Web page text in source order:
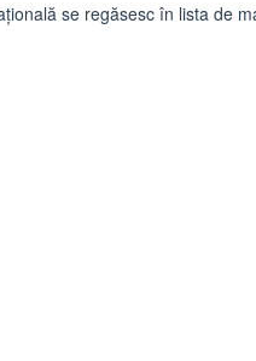
se regăsesc în lista de